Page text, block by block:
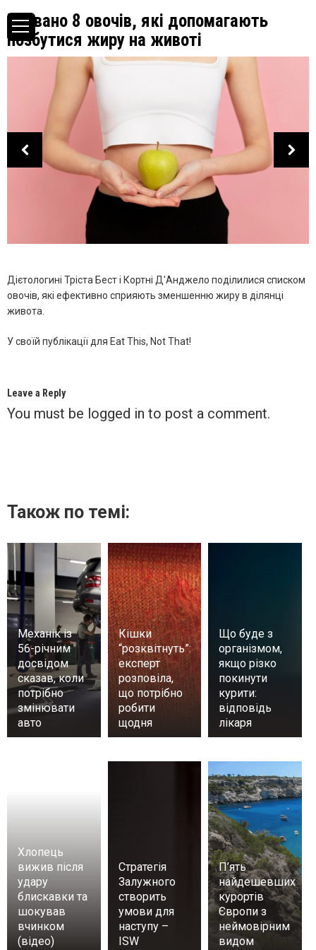
Названо 8 овочів, які допомагають
позбутися жиру на животі
Дієтологині Тріста Бест і Кортні Д'Анджело поділилися списком
овочів, які ефективно сприяють зменшенню жиру в ділянці
живота.
У своїй публікації для Eat This, Not That!
Leave a Reply
You must be logged in to post a comment.
Також по темі:
Механік із
56-річним
досвідом
сказав, коли
потрібно
змінювати
авто
Кішки
“розквітнуть”:
експерт
розповіла,
що потрібно
робити
щодня
Що буде з
організмом,
якщо різко
покинути
курити:
відповідь
лікаря
Хлопець
вижив після
удару
блискавки та
шокував
вчинком
(відео)
Стратегія
Залужного
створить
умови для
наступу –
ISW
П’ять
найдешевших
курортів
Європи з
неймовірним
видом